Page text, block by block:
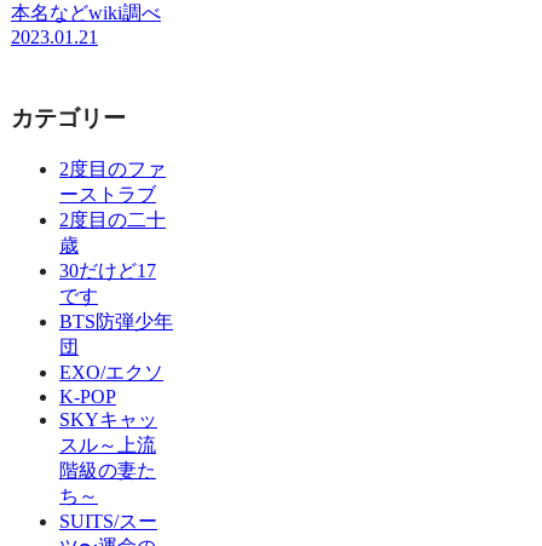
本名などwiki調べ
2023.01.21
カテゴリー
2度目のファ
ーストラブ
2度目の二十
歳
30だけど17
です
BTS防弾少年
団
EXO/エクソ
K-POP
SKYキャッ
スル～上流
階級の妻た
ち～
SUITS/スー